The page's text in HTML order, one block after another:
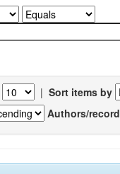
| Sort items by
Authors/record